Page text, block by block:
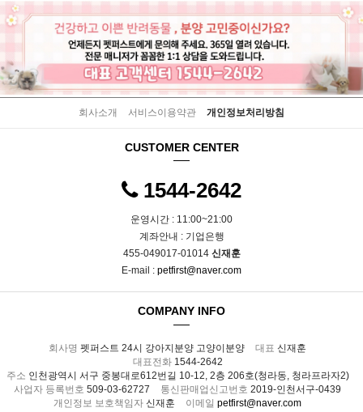
회사소개 서비스이용약관 개인정보처리방침
CUSTOMER CENTER
1544-2642
운영시간 : 11:00~21:00
계좌안내 : 기업은행
455-049017-01014 신재훈
E-mail : petfirst@naver.com
COMPANY INFO
회사명 펫퍼스트 24시 강아지분양 고양이분양 대표 신재훈
대표전화1544-2642
주소 인천광역시 서구 중봉대로612번길 10-12, 2층 206호(청라동, 청라프라자2)
사업자 등록번호 509-03-62727 통신판매업신고번호 2019-인천서구-0439
개인정보 보호책임자 신재훈 이메일 petfirst@naver.com